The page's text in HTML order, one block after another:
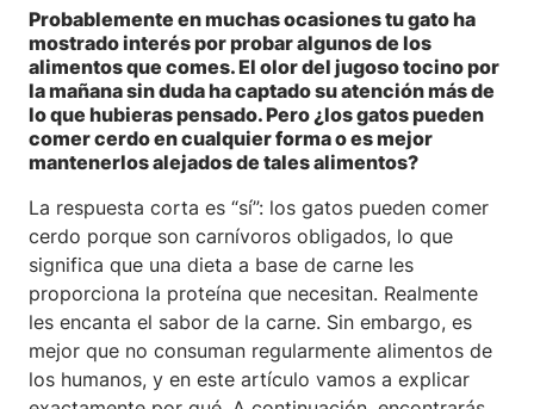
Probablemente en muchas ocasiones tu gato ha
mostrado interés por probar algunos de los
alimentos que comes. El olor del jugoso tocino por
la mañana sin duda ha captado su atención más de
lo que hubieras pensado. Pero ¿los gatos pueden
comer cerdo en cualquier forma o es mejor
mantenerlos alejados de tales alimentos?
La respuesta corta es “sí”: los gatos pueden comer
cerdo porque son carnívoros obligados, lo que
significa que una dieta a base de carne les
proporciona la proteína que necesitan. Realmente
les encanta el sabor de la carne. Sin embargo, es
mejor que no consuman regularmente alimentos de
los humanos, y en este artículo vamos a explicar